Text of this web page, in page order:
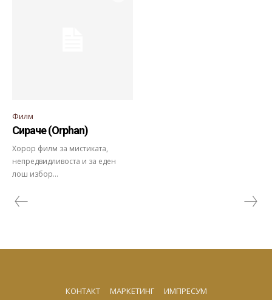
Филм
Сираче (Orphan)
Хорор филм за мистиката,
непредвидливоста и за еден
лош избор...
КОНТАКТ МАРКЕТИНГ ИМПРЕСУМ